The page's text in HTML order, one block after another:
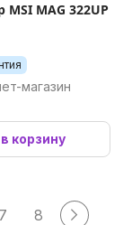
MAG 322UP
магазин
корзину
7 8